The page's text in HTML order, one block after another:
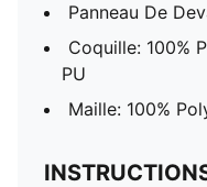
Panneau De
Coquille: 100%
PU
Maille: 100%